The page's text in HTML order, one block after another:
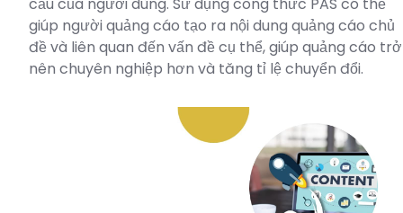
giúp người quảng cáo tạo ra nội dung quảng cáo chủ
đề và liên quan đến vấn đề cụ thể, giúp quảng cáo trở
nên chuyên nghiệp hơn và tăng tỉ lệ chuyển đổi.